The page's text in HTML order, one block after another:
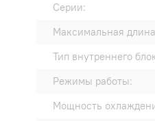
Серии:
Максимальная
Тип внутреннего
Режимы работы:
Мощность